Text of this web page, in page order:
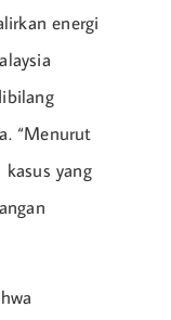
energi
“Menurut
yang